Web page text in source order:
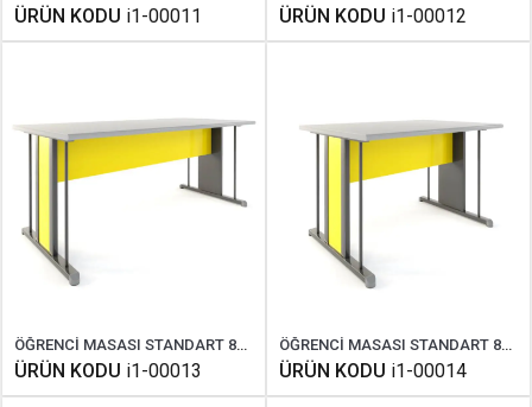
ÜRÜN KODU i1-00011 ÜRÜN KODU i1-00012
ÖĞRENCİ MASASI STANDART 85X180 CM
ÜRÜN KODU i1-00013
ÖĞRENCİ MASASI STANDART 85X120 CM
ÜRÜN KODU i1-00014